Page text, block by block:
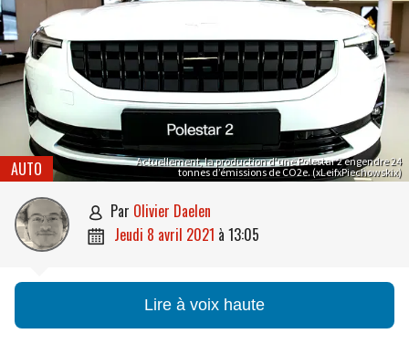
Actuellement, la production d’une Polestar 2 engendre 24
tonnes d’émissions de CO2e. (xLeifxPiechowskix)
AUTO
 par Olivier Daelen
 jeudi 8 avril 2021 à 13:05
Lire à voix haute